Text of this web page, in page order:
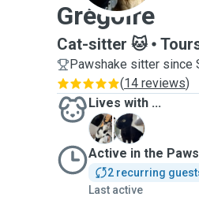
Grégoire
Cat-sitter 🐱
Pawshake sitter since
(14 reviews)
Lives with ...
A
D
Active in the
2 recurring
Last active